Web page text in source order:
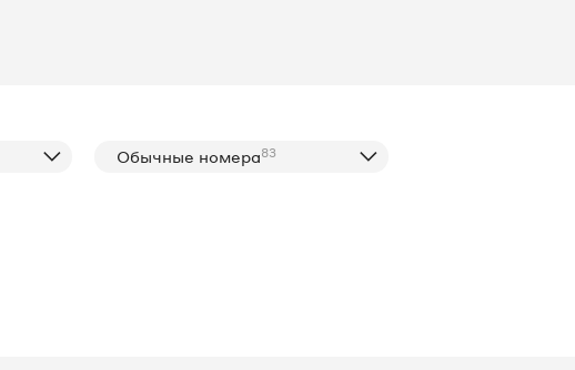
Обычные номера83